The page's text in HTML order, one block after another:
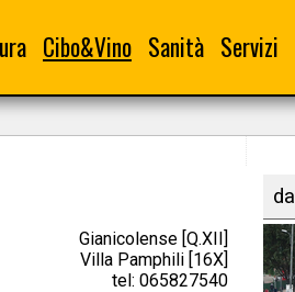
Cibo&Vino Sanità Servizi
Gianicolense [Q.XII]
Villa Pamphili [16X]
tel: 065827540
dal